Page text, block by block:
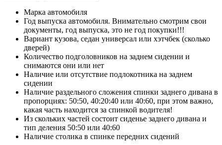
Марка автомобиля
Год выпуска автомобиля. Внимательно смотрим свои
документы, год выпуска, это не год покупки!!!
Вариант кузова, седан универсал или хэтчбек (сколько
дверей)
Количество подголовников на заднем сидении и
снимаются они или нет
Наличие или отсутствие подлокотника на заднем
сидении
Наличие раздельного сложения спинки заднего дивана в
пропорциях: 50:50, 40:20:40 или 40:60, при этом важно,
какая часть находится за спинкой водителя!
Из скольких частей состоит сиденье заднего дивана и
тип деления 50:50 или 40:60
Наличие столика в спинке передних сидений